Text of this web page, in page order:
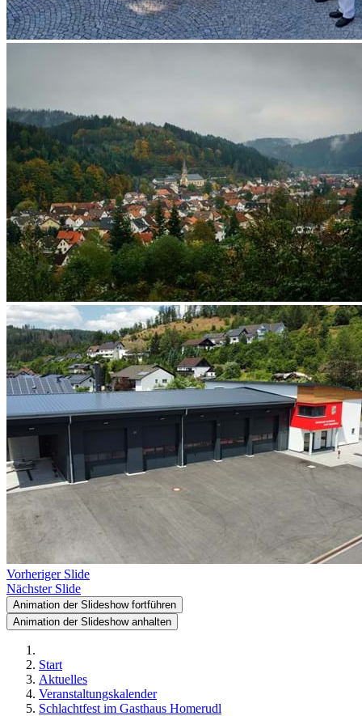
Vorheriger Slide
Nächster Slide
Animation der Slideshow fortführen
Animation der Slideshow anhalten
Start
Aktuelles
Veranstaltungskalender
Schlachtfest im Gasthaus Homerudl